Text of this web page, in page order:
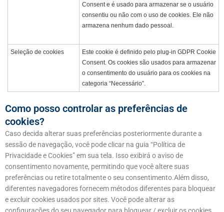
Consent e é usado para armazenar se o usuário
consentiu ou não com o uso de cookies. Ele não
armazena nenhum dado pessoal.
Seleção de cookies
Este cookie é definido pelo plug-in GDPR Cookie
Consent. Os cookies são usados ​​para armazenar
o consentimento do usuário para os cookies na
categoria “Necessário”.
Como posso controlar as preferências de
cookies?
Caso decida alterar suas preferências posteriormente durante a
sessão de navegação, você pode clicar na guia “Política de
Privacidade e Cookies” em sua tela. Isso exibirá o aviso de
consentimento novamente, permitindo que você altere suas
preferências ou retire totalmente o seu consentimento.Além disso,
diferentes navegadores fornecem métodos diferentes para bloquear
e excluir cookies usados ​​por sites. Você pode alterar as